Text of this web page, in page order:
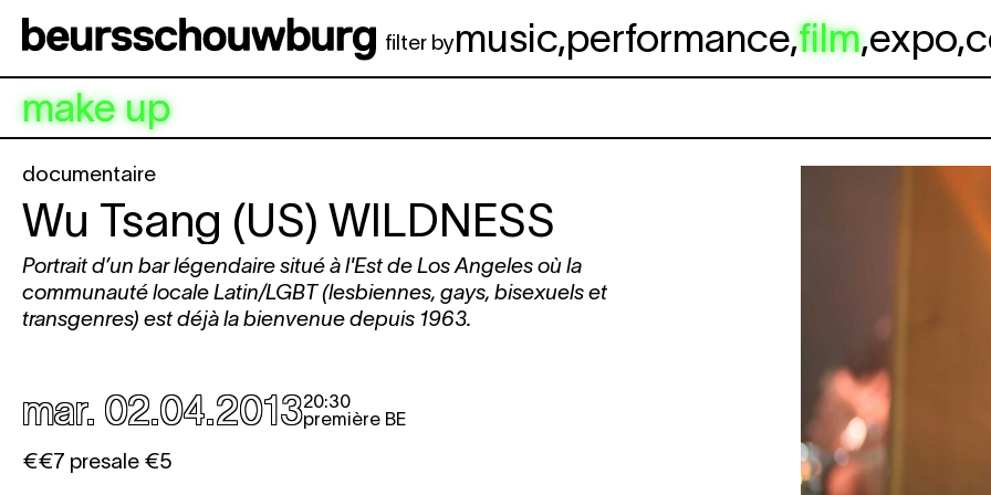
filter bymusic,performance,film,expo,
make up
documentaire
Wu Tsang (US) WILDNESS
Portrait d’un bar légendaire situé à l'Est de Los Angeles où la
communauté locale Latin/LGBT (lesbiennes, gays, bisexuels et
transgenres) est déjà la bienvenue depuis 1963.
mar. 02.04.201320:30
première BE
€€7 presale €5